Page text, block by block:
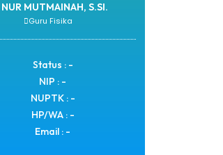
NUR MUTMAINAH, S.SI.
Guru Fisika
Status : -
NIP : -
NUPTK : -
HP/WA : -
Email : -